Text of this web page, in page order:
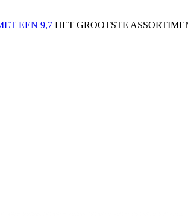
EEN 9,7 HET GROOTSTE